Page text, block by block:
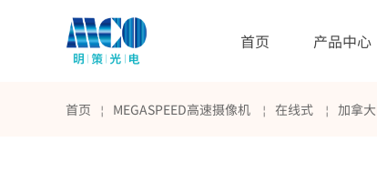
首页 ￤ MEGASPEED高速摄像机 ￤ 在线式 ￤ 加拿
首页 产品中心